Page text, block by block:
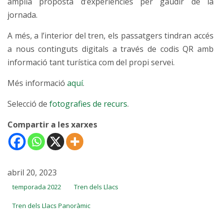
jornada.
A més, a l’interior del tren, els passatgers tindran accés
a nous continguts digitals a través de codis QR amb
informació tant turística com del propi servei.
Més informació aquí.
Selecció de fotografies de recurs.
Compartir a les xarxes
abril 20, 2023
temporada 2022 Tren dels Llacs
Tren dels Llacs Panoràmic